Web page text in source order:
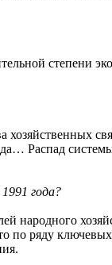
степени
Распад
года?
ряду